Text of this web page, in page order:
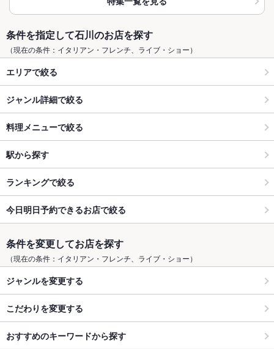
条件を指定して石川のお店を探す
（現在の条件：イタリアン・フレンチ、ライブ・ショー）
エリアで絞る
ジャンル詳細で絞る
料理メニューで絞る
駅から探す
ランキングで絞る
今日明日予約できるお店で絞る
条件を変更してお店を探す
（現在の条件：イタリアン・フレンチ、ライブ・ショー）
ジャンルを変更する
こだわりを変更する
おすすめのキーワードから探す